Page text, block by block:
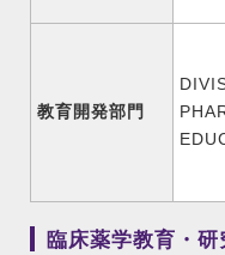
教育開発部門
臨床薬学教育・